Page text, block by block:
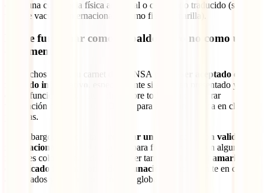
de alguna constancia física adicional o certificado traducido (si se
trata de vacunas internacionales como fiebre amarilla).
Puede funcionar como respaldo, pero no como único
documento
En muchos casos, tu carnet del MINSA
puede ser aceptado como
respaldo informativo
, especialmente si está bien presentado y tiene
el QR funcionando. Esto aplica sobre todo para demostrar
vacunación contra la COVID-19 o para atención médica en clínicas
privadas.
Sin embargo,
si necesitas presentar un certificado con validez
internacional,
como el requerido para fiebre amarilla en algunas
regiones colombianas, deberías tener también el
carnet amarillo
(certificado internacional de vacunación)
, que se emite en centros
autorizados y tiene reconocimiento global.